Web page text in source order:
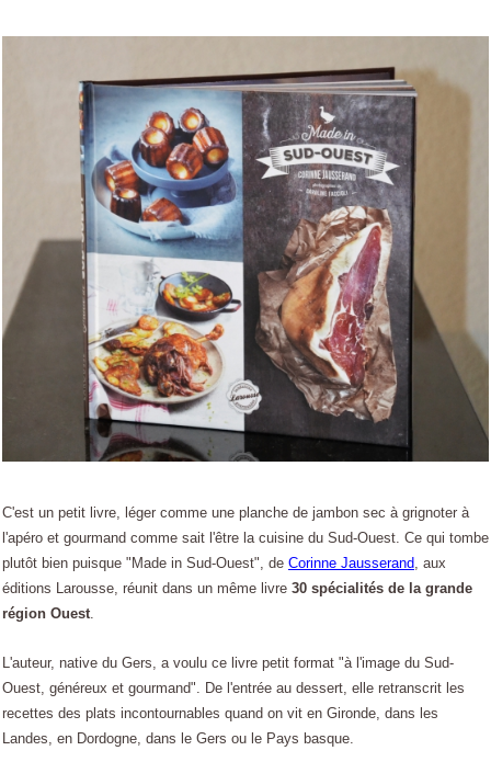
C'est un petit livre, léger comme une planche de jambon sec à grignoter à
l'apéro et gourmand comme sait l'être la cuisine du Sud-Ouest. Ce qui tombe
plutôt bien puisque "Made in Sud-Ouest", de Corinne Jausserand, aux
éditions Larousse, réunit dans un même livre 30 spécialités de la grande
région Ouest.
L'auteur, native du Gers, a voulu ce livre petit format "à l'image du Sud-
Ouest, généreux et gourmand". De l'entrée au dessert, elle retranscrit les
recettes des plats incontournables quand on vit en Gironde, dans les
Landes, en Dordogne, dans le Gers ou le Pays basque.